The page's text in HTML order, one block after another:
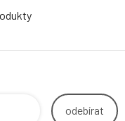
odebírat